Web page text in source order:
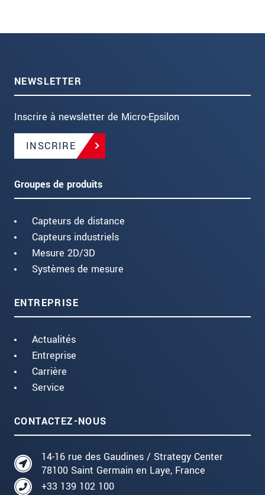
NEWSLETTER
Inscrire à newsletter de Micro-Epsilon
INSCRIRE
Groupes de produits
Capteurs de distance
Capteurs industriels
Mesure 2D/3D
Systèmes de mesure
ENTREPRISE
Actualités
Entreprise
Carrière
Service
CONTACTEZ-NOUS
14-16 rue des Gaudines / Strategy Center
78100 Saint Germain en Laye, France
+33 139 102 100